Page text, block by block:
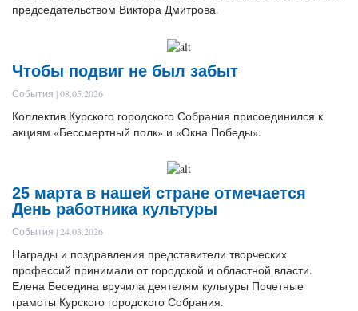
председательством Виктора Дмитрова.
Чтобы подвиг не был забыт
События | 08.05.2026
Коллектив Курского городского Собрания присоединился к
акциям «Бессмертный полк» и «Окна Победы».
25 марта в нашей стране отмечается
День работника культуры
События | 24.03.2026
Награды и поздравления представители творческих
профессий принимали от городской и областной власти.
Елена Беседина вручила деятелям культуры Почетные
грамоты Курского городского Собрания.